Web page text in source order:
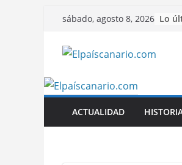
Saltar
contenido
sábado, agosto 8, 2026 Lo
ACTUALIDAD